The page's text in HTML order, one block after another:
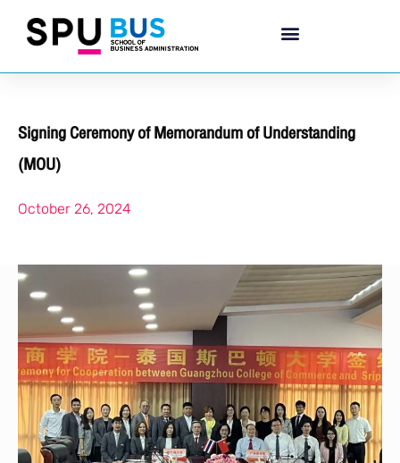
Signing Ceremony of Memorandum of Understanding
(MOU)
October 26, 2024